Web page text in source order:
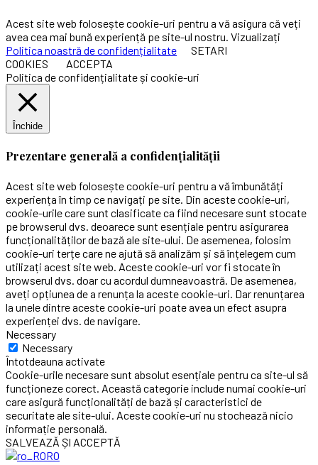
Acest site web folosește cookie-uri pentru a vă asigura că veți
avea cea mai bună experiență pe site-ul nostru. Vizualizați
Politica noastră de confidențialitate
SETARI
COOKIES
ACCEPTA
Politica de confidențialitate și cookie-uri
Închide
Prezentare generală a confidențialității
Acest site web folosește cookie-uri pentru a vă îmbunătăți
experiența în timp ce navigați pe site. Din aceste cookie-uri,
cookie-urile care sunt clasificate ca fiind necesare sunt stocate
pe browserul dvs. deoarece sunt esențiale pentru asigurarea
funcționalităților de bază ale site-ului. De asemenea, folosim
cookie-uri terțe care ne ajută să analizăm și să înțelegem cum
utilizați acest site web. Aceste cookie-uri vor fi stocate în
browserul dvs. doar cu acordul dumneavoastră. De asemenea,
aveți opțiunea de a renunța la aceste cookie-uri. Dar renunțarea
la unele dintre aceste cookie-uri poate avea un efect asupra
experienței dvs. de navigare.
Necessary
Necessary
Întotdeauna activate
Cookie-urile necesare sunt absolut esențiale pentru ca site-ul să
funcționeze corect. Această categorie include numai cookie-uri
care asigură funcționalități de bază și caracteristici de
securitate ale site-ului. Aceste cookie-uri nu stochează nicio
informație personală.
SALVEAZĂ ȘI ACCEPTĂ
RO